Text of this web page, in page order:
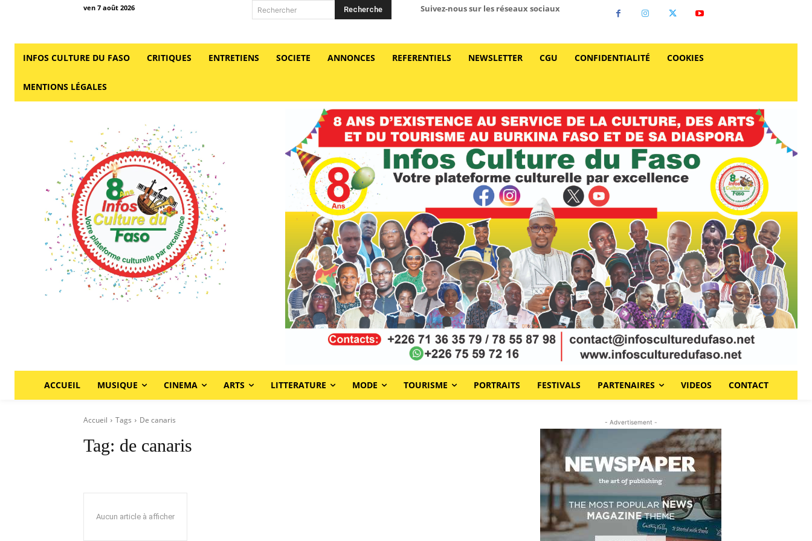
ven 7 août 2026 Rechercher Recherche Suivez-nous sur les réseaux sociaux
INFOS CULTURE DU FASO CRITIQUES ENTRETIENS SOCIETE ANNONCES REFERENTIELS NEWSLETTER CGU CONFIDENTIALITÉ COOKIES
MENTIONS LÉGALES
ACCUEIL MUSIQUE CINEMA ARTS LITTERATURE MODE TOURISME PORTRAITS FESTIVALS PARTENAIRES VIDEOS CONTACT
Accueil Tags De canaris
Tag: de canaris
Aucun article à afficher
- Advertisement -